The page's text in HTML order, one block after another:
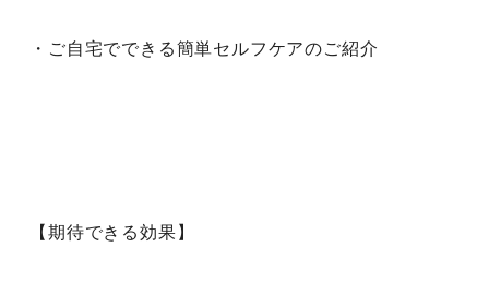
・ご自宅でできる簡単セルフケアのご紹介
【期待できる効果】